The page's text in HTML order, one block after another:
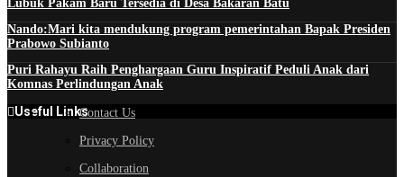
Lubuk Pakam Baru Tersedia di Desa Bakaran Batu
Nando:Mari kita mendukung program pemerintahan Bapak Presiden
Prabowo Subianto
Puri Rahayu Raih Penghargaan Guru Inspiratif Peduli Anak dari
Komnas Perlindungan Anak
Useful LinksContact Us
Privacy Policy
Collaboration